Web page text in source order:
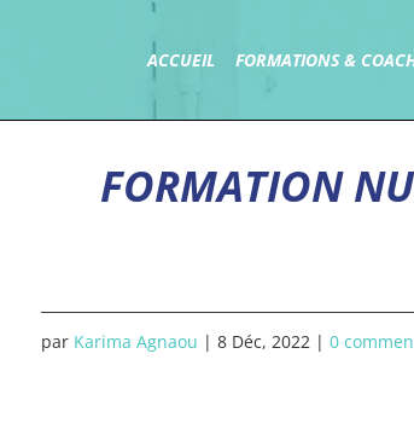
ACCUEIL FORMATIONS &
FORMATION
par Karima Agnaou | 8 Déc, 2022| 0